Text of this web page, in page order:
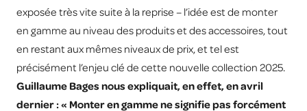
exposée très vite suite à la reprise – l’idée est de monter
en gamme au niveau des produits et des accessoires, tout
en restant aux mêmes niveaux de prix, et tel est
précisément l’enjeu clé de cette nouvelle collection 2025.
Guillaume Bages nous expliquait, en effet, en avril
dernier : « Monter en gamme ne signifie pas forcément